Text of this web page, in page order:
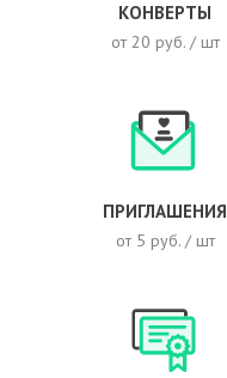
от 5 руб. / шт
ПРИГЛАШЕНИЯ
от 20 руб. / шт
КОНВЕРТЫ